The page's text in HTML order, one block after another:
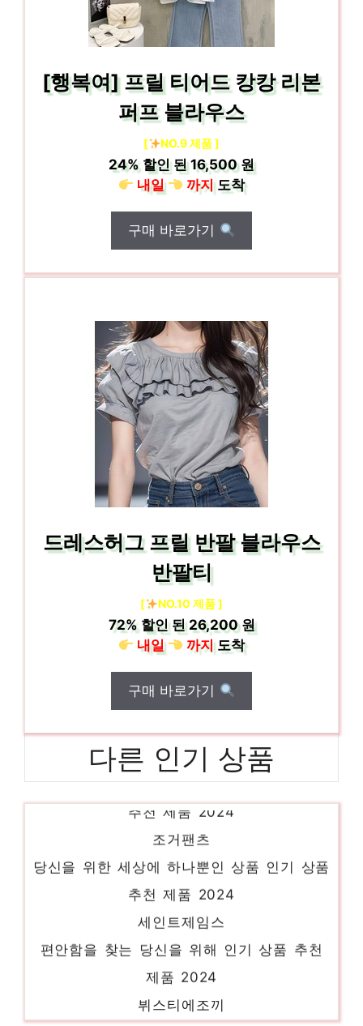
[행복여] 프릴 티어드 캉캉 리본
퍼프 블라우스
[ NO.9 제품 ]
24%할인 된16,500 원
내일
까지도착
구매 바로가기
드레스허그 프릴 반팔 블라우스
반팔티
[ NO.10 제품 ]
72%할인 된26,200 원
내일
까지도착
구매 바로가기
다른 인기 상품
si원피스
일상에 빛을 더하는 최고의 아이템 인기 상품
조거팬츠
당신을 위한 세상에 하나뿐인 상품 인기 상품
추천 제품 2024
세인트제임스
편안함을 찾는 당신을 위해 인기 상품 추천
제품 2024
뷔스티에조끼
지금이 당신의 시간입니다! 인기 상품 추천